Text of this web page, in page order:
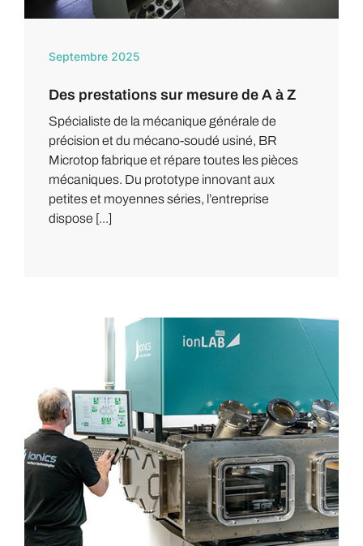
Septembre 2025
Des prestations sur mesure de A à Z
Spécialiste de la mécanique générale de
précision et du mécano-soudé usiné, BR
Microtop fabrique et répare toutes les pièces
mécaniques. Du prototype innovant aux
petites et moyennes séries, l’entreprise
dispose [...]